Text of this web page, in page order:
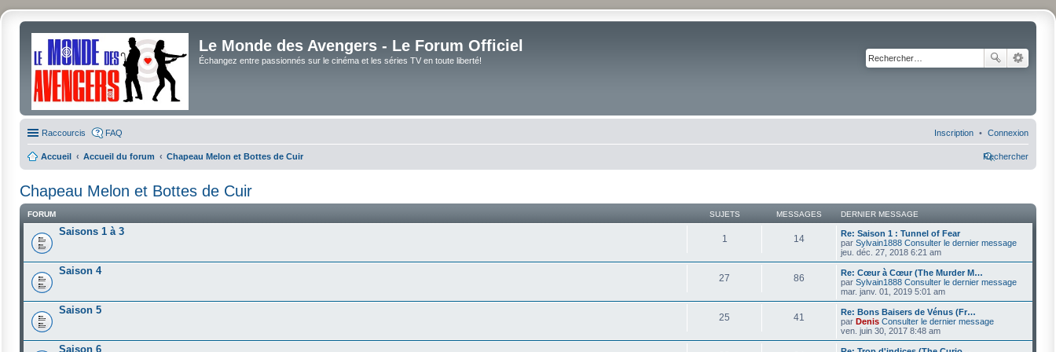
Le Monde des Avengers - Le Forum Officiel
Échangez entre passionnés sur le cinéma et les séries TV en toute liberté!
Raccourcis FAQ Connexion
Inscription
Accueil Accueil du forum Chapeau Melon et Bottes de Cuir Rechercher
Chapeau Melon et Bottes de Cuir
FORUM SUJETS MESSAGES DERNIER MESSAGE
Saisons 1 à 3
1 14
Re: Saison 1 : Tunnel of Fear
par Sylvain1888 Consulter le dernier message
jeu. déc. 27, 2018 6:21 am
Saison 4
27 86
Re: Cœur à Cœur (The Murder M…
par Sylvain1888 Consulter le dernier message
mar. janv. 01, 2019 5:01 am
Saison 5
25 41
Re: Bons Baisers de Vénus (Fr…
par Denis Consulter le dernier message
ven. juin 30, 2017 8:48 am
Saison 6